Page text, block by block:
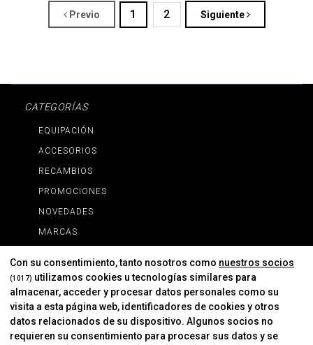
Previo 1 2 Siguiente
CATEGORÍAS
EQUIPACIÓN
ACCESORIOS
RECAMBIOS
PROMOCIONES
NOVEDADES
MARCAS
INFORMACIÓN
Contacto
Cambios Y Devoluciones
Con su consentimiento, tanto nosotros como nuestros socios
(1017) utilizamos cookies u tecnologías similares para
almacenar, acceder y procesar datos personales como su
visita a esta página web, identificadores de cookies y otros
datos relacionados de su dispositivo. Algunos socios no
requieren su consentimiento para procesar sus datos y se